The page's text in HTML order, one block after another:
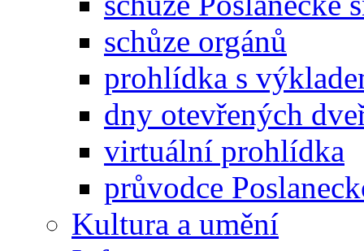
schůze orgánů
prohlídka s
dny otevřených
virtuální prohlídka
průvodce
Kultura a umění